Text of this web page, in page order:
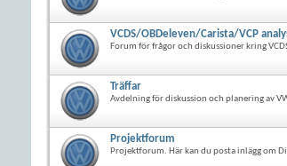
VCDS/OBDeleven/Carista/VCP
Forum för frågor och diskussioner kring
Träffar
Avdelning för diskussion och planering av
Projektforum
Projektforum. Här kan du posta inlägg om